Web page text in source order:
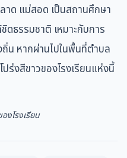
าด แม่สอด เป็นสถานศึกษา
ดธรรมชาติ เหมาะกับการ
ถิ่น หากผ่านไปในพื้นที่ตำบล
ร่งสีขาวของโรงเรียนแห่งนี้
งโรงเรียน